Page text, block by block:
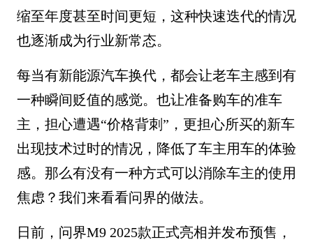
缩至年度甚至时间更短，这种快速迭代的情况
也逐渐成为行业新常态。
每当有新能源汽车换代，都会让老车主感到有
一种瞬间贬值的感觉。也让准备购车的准车
主，担心遭遇“价格背刺”，更担心所买的新车
出现技术过时的情况，降低了车主用车的体验
感。那么有没有一种方式可以消除车主的使用
焦虑？我们来看看问界的做法。
日前，问界M9 2025款正式亮相并发布预售，